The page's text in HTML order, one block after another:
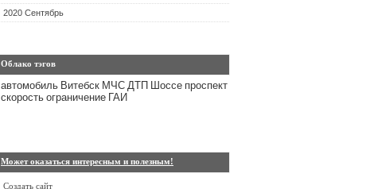
2020 Сентябрь
Облако тэгов
автомобиль Витебск МЧС ДТП Шоссе проспект
скорость ограничение ГАИ
Может оказаться интересным и полезным!
Создать сайт